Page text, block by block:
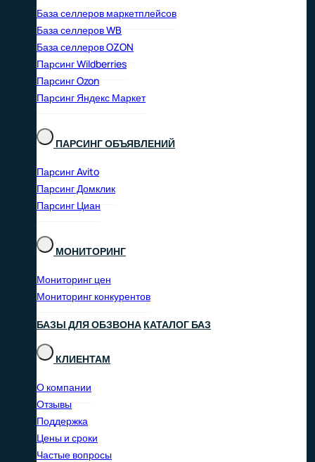
База селлеров маркетплейсов
База селлеров WB
База селлеров OZON
Парсинг Wildberries
Парсинг Ozon
Парсинг Яндекс Маркет
ПАРСИНГ ОБЪЯВЛЕНИЙ
Парсинг Avito
Парсинг Домклик
Парсинг Циан
МОНИТОРИНГ
Мониторинг цен
Мониторинг конкурентов
БАЗЫ ДЛЯ ОБЗВОНА КАТАЛОГ БАЗ
КЛИЕНТАМ
О компании
Отзывы
Поддержка
Цены и сроки
Частые вопросы